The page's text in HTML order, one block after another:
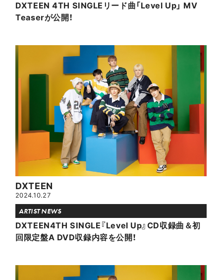
DXTEEN 4TH SINGLEリード曲「Level Up」 MV
Teaserが公開！
DXTEEN
2024.10.27
ARTIST NEWS
DXTEEN4TH SINGLE『Level Up』CD収録曲＆初
回限定盤A DVD収録内容を公開！